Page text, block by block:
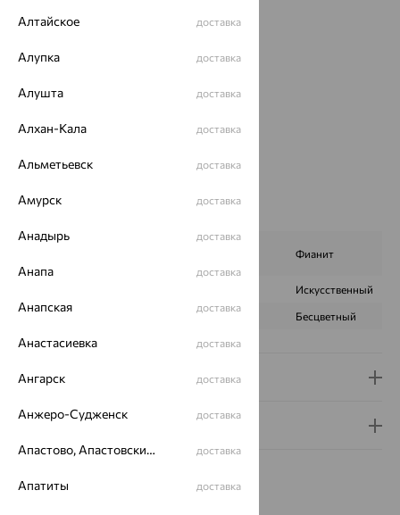
Металл:
Серебро
Проба:
Вставка:
Бренд:De Fleur
Наименование цвета вставки:
Белый
Жемчуг
Фианит
Искусственный
ЦВЕТ Бесцветный
Доставка и оплата
Гарантия и возврат
Алтайское доставка
Алупка доставка
Алушта доставка
Алхан-Кала доставка
Альметьевск доставка
Амурск доставка
Анадырь доставка
Анапа доставка
Анапская доставка
Анастасиевка доставка
Ангарск доставка
Анжеро-Судженск доставка
Апастово, Апастовский район доставка
Апатиты доставка